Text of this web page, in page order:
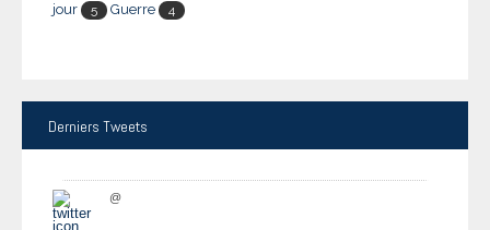
jour
5 Guerre 4
Derniers Tweets
@